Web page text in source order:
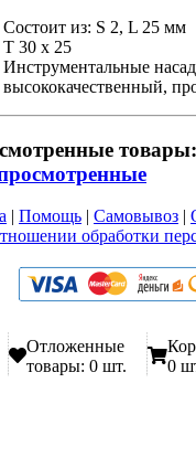
Состоит из: S 2, L 25 мм
T 30 x 25
Инструментальные
высококачественный,
| Помощь | Самовывоз |
обработки
Отложенные
товары: 0 шт.
0